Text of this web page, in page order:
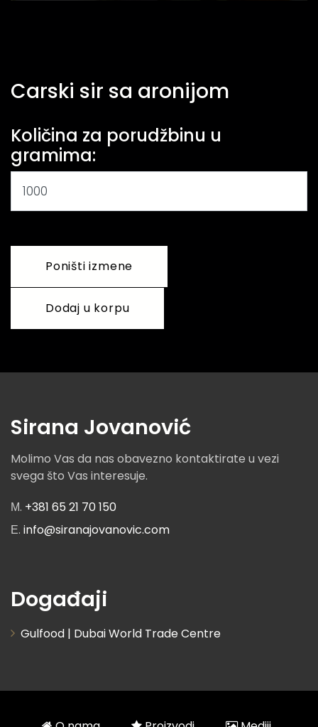
Carski sir sa aronijom
Količina za porudžbinu u
gramima:
Sirana Jovanović
Molimo Vas da nas obavezno kontaktirate u vezi
svega što Vas interesuje.
М. +381 65 21 70 150
Е. info@siranajovanovic.com
Događaji
Gulfood | Dubai World Trade Centre